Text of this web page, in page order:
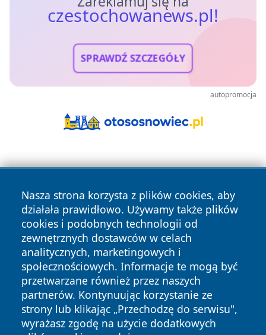
czestochowanews.pl!
SPRAWDŹ SZCZEGÓŁY
autopromocja
Nasza strona korzysta z plików cookies, aby
działała prawidłowo. Używamy także plików
cookies i podobnych technologii od
zewnętrznych dostawców w celach
analitycznych, marketingowych i
społecznościowych. Informacje te mogą być
przetwarzane również przez naszych
partnerów. Kontynuując korzystanie ze
strony lub klikając „Przechodzę do serwisu",
wyrażasz zgodę na użycie dodatkowych
Copyright © 2026 czestochowanews.pl Wszystkie prawa
zastrzeżone.
News Autorzy
Polityka
Prywatności
Polityka
Cookies
cześć